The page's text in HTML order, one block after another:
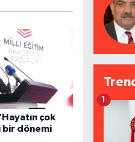
çok
bir dönemi
1